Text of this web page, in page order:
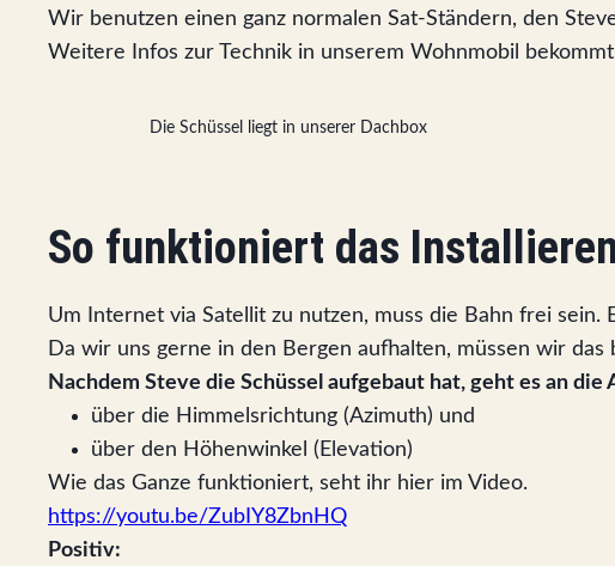
Wir benutzen einen ganz normalen Sat-Ständern, den
Weitere Infos zur Technik in unserem Wohnmobil
Die Schüssel liegt in unserer Dachbox
So funktioniert das
Um Internet via Satellit zu nutzen, muss die Bahn frei
Da wir uns gerne in den Bergen aufhalten, müssen wir
Nachdem Steve die Schüssel aufgebaut hat, geht es an die
über die Himmelsrichtung (Azimuth) und
über den Höhenwinkel (Elevation)
Wie das Ganze funktioniert, seht ihr hier im Video.
https://youtu.be/ZubIY8ZbnHQ
Positiv: